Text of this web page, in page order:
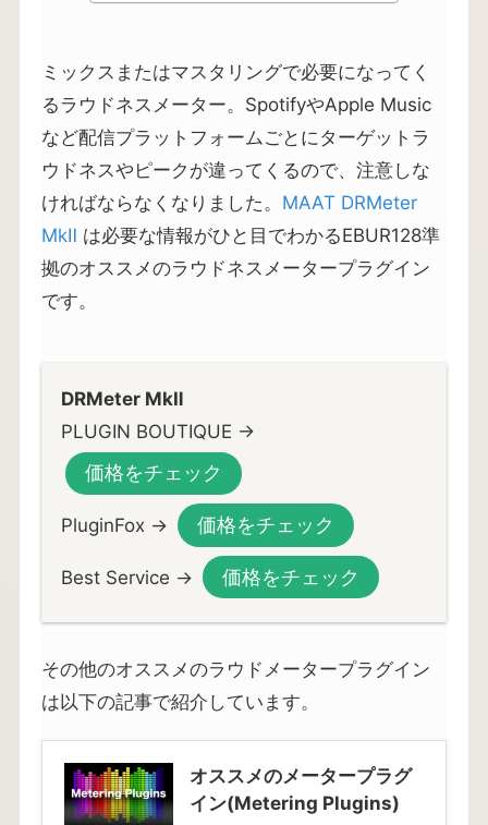
ミックスまたはマスタリングで必要になってく
るラウドネスメーター。SpotifyやApple Music
など配信プラットフォームごとにターゲットラ
ウドネスやピークが違ってくるので、注意しな
ければならなくなりました。 MAAT DRMeter
MkⅡ は必要な情報がひと目でわかるEBUR128準
拠のオススメのラウドネスメータープラグイン
です。
DRMeter MkⅡ
PLUGIN BOUTIQUE →
価格をチェック
PluginFox → 価格をチェック
Best Service → 価格をチェック
その他のオススメのラウドメータープラグイン
は以下の記事で紹介しています。
オススメのメータープラグ
イン(Metering Plugins)